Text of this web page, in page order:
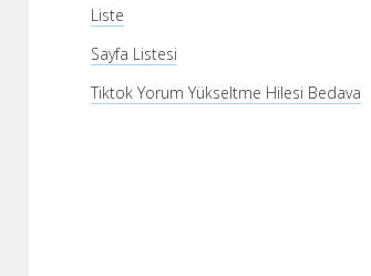
Liste
Sayfa Listesi
Tiktok Yorum Yükseltme Hilesi Bedava